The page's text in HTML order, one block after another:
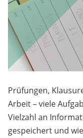
Prüfungen,
Arbeit – viele
Vielzahl an
gespeichert und